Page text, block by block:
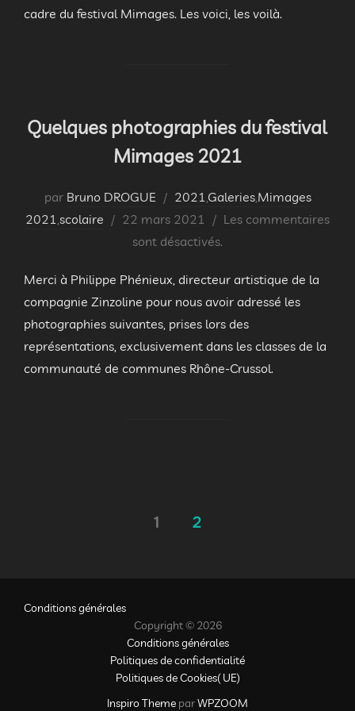
cadre du festival Mimages. Les voici, les voilà.
Quelques photographies du festival
Mimages 2021
par Bruno DROGUE 2021 Galeries, Mimages
2021 scolaire
Publié
22 mars 2021
Les commentaires
sont désactivés.
Merci à Philippe Phénieux, directeur artistique de la
compagnie Zinzoline pour nous avoir adressé les
photographies suivantes, prises lors des
représentations, exclusivement dans les classes de la
communauté de communes Rhône-Crussol.
1 2
Conditions générales
Copyright © 2026
Conditions générales
Politiques de confidentialité
Politiques de Cookies( UE)
Inspiro Theme parWPZOOM